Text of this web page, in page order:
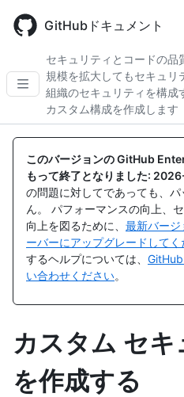
main
GitHubドキュメント
セキュリティとコードの品
規模を拡大してもセキュリ
組織のセキュリティを構成
カスタム構成を作成します
このバージョンの GitHub
もって終了となりました:
の問題に対してであっても、
ん。 パフォーマンスの向上、
向上を図るために、 最新バー
ーバーにアップグレードしてく
するヘルプについては、
い合わせください。
カスタム セ
を作成する